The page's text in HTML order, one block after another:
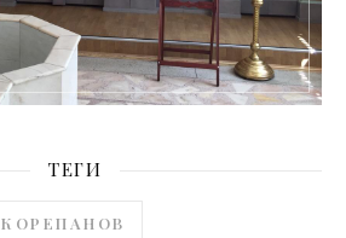
ТЕГИ
КОРЕПАНОВ